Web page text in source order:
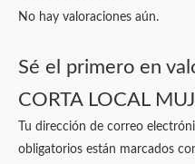
No hay valoraciones aún.
Sé el primero en
CORTA LOCAL
Tu dirección de correo
obligatorios están marcados